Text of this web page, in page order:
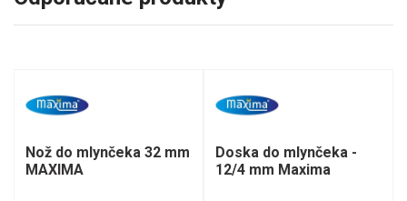
Nož do mlynčeka 32 mm
MAXIMA
Doska do mlynčeka -
12/4 mm Maxima